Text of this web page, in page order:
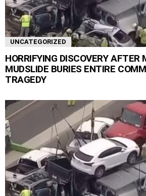
UNCATEGORIZED
HORRIFYING DISCOVERY AFTER
MUDSLIDE BURIES ENTIRE
TRAGEDY